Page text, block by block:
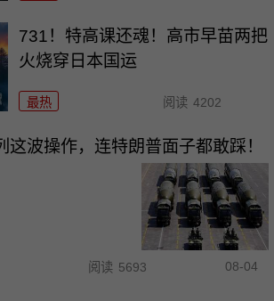
731！特高课还魂！高市早苗两把
火烧穿日本国运
最热 阅读 4202
这波操作，连特朗普面子都敢踩！
阅读 5693 08-04